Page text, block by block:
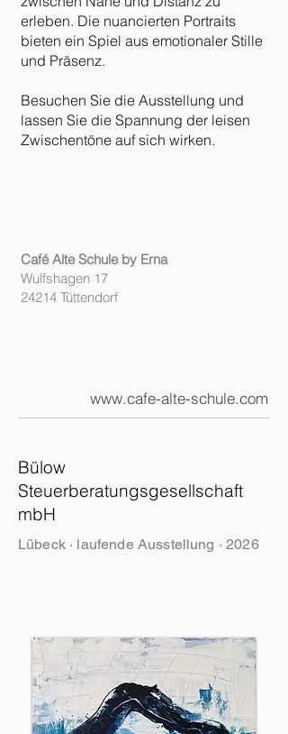
erleben. Die nuancierten Portraits
bieten ein Spiel aus emotionaler Stille
und Präsenz.
Besuchen Sie die Ausstellung und
lassen Sie die Spannung der leisen
Zwischentöne auf sich wirken.
Café Alte Schule by Erna
Wulfshagen 17
24214 Tüttendorf
www.cafe-alte-schule.com
Bülow
Steuerberatungsgesellschaft
mbH
Lübeck · laufende Ausstellung · 2026